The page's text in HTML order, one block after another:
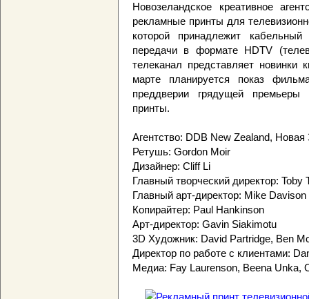
Новозеландское креативное
рекламные принты для
которой принадлежит
передачи в формате HDTV
телеканал представляет
марте планируется показ
преддверии грядущей премьеры
принты.
Агентство: DDB New Zealand, Новая
Ретушь: Gordon Moir
Дизайнер: Cliff Li
Главный творческий директор: Toby
Главный арт-директор: Mike Davison
Копирайтер: Paul Hankinson
Арт-директор: Gavin Siakimotu
3D Художник: David Partridge, Ben
Директор по работе с клиентами:
Медиа: Fay Laurenson, Beena Unka,